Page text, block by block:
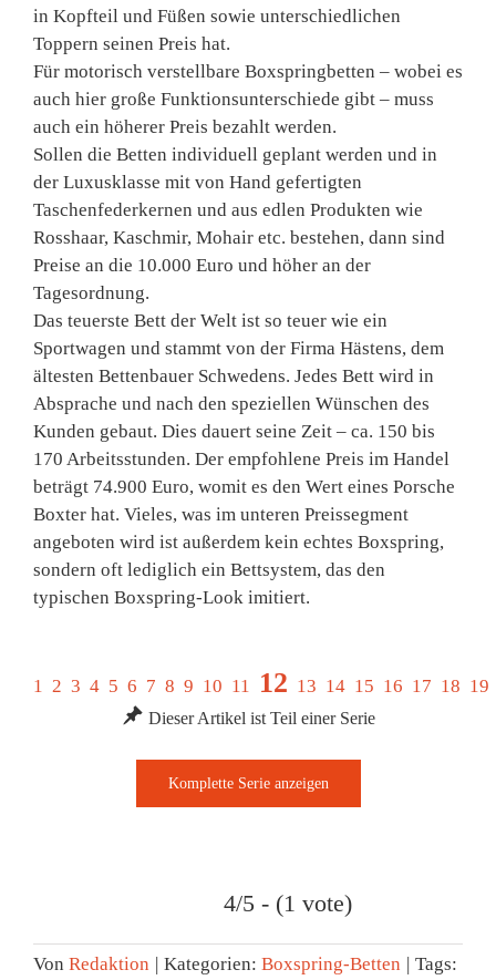
in Kopfteil und Füßen sowie unterschiedlichen
Toppern seinen Preis hat.
Für motorisch verstellbare Boxspringbetten – wobei es
auch hier große Funktionsunterschiede gibt – muss
auch ein höherer Preis bezahlt werden.
Sollen die Betten individuell geplant werden und in
der Luxusklasse mit von Hand gefertigten
Taschenfederkernen und aus edlen Produkten wie
Rosshaar, Kaschmir, Mohair etc. bestehen, dann sind
Preise an die 10.000 Euro und höher an der
Tagesordnung.
Das teuerste Bett der Welt ist so teuer wie ein
Sportwagen und stammt von der Firma Hästens, dem
ältesten Bettenbauer Schwedens. Jedes Bett wird in
Absprache und nach den speziellen Wünschen des
Kunden gebaut. Dies dauert seine Zeit – ca. 150 bis
170 Arbeitsstunden. Der empfohlene Preis im Handel
beträgt 74.900 Euro, womit es den Wert eines Porsche
Boxter hat. Vieles, was im unteren Preissegment
angeboten wird ist außerdem kein echtes Boxspring,
sondern oft lediglich ein Bettsystem, das den
typischen Boxspring-Look imitiert.
1 2 3 4 5 6 7 8 9 10 11 12 13 14 15 16 17 18 19
Dieser Artikel ist Teil einer Serie
4/5 - (1 vote)
Von Redaktion | Kategorien: Boxspring-Betten | Tags: